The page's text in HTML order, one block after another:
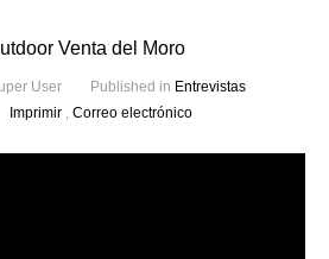
Venta del Moro
User Published in Entrevistas
Imprimir , Correo electrónico